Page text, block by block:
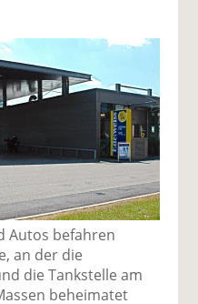
Autos befahren
an der die
die Tankstelle am
beheimatet